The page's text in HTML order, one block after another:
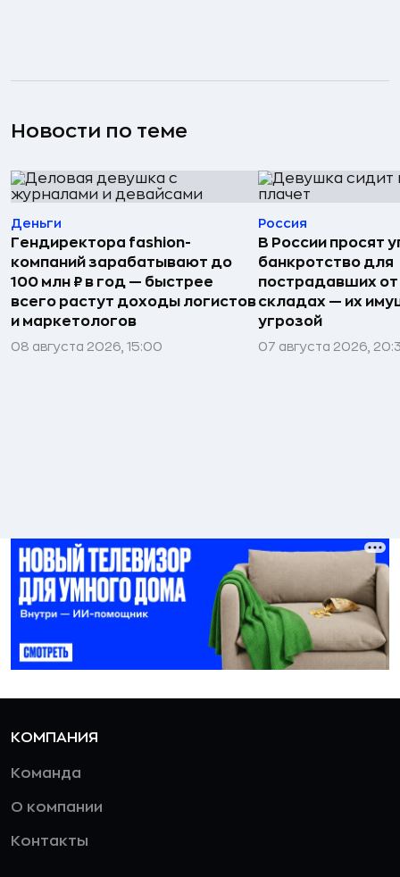
Новости по теме
Деньги
Гендиректора fashion-
компаний зарабатывают до
100 млн ₽ в год — быстрее
всего растут доходы логистов
и маркетологов
08 августа 2026, 15:00
Россия
В России просят
банкротство для
пострадавших
складах — их
угрозой
07 августа 2026,
КОМПАНИЯ
Команда
О компании
Контакты